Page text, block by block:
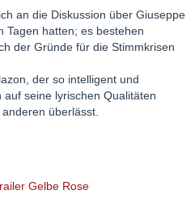
an die Diskussion über Giuseppe
Tagen hatten; es bestehen
der Gründe für die Stimmkrisen
der so intelligent und
seine lyrischen Qualitäten
überlässt.